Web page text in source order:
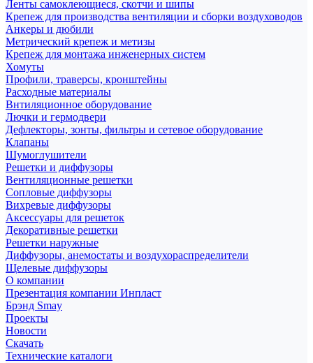
Ленты самоклеющиеся, скотчи и шипы
Крепеж для производства вентиляции и сборки воздуховодов
Анкеры и дюбили
Метрический крепеж и метизы
Крепеж для монтажа инженерных систем
Хомуты
Профили, траверсы, кронштейны
Расходные материалы
Внтиляционное оборудование
Лючки и гермодвери
Дефлекторы, зонты, фильтры и сетевое оборудование
Клапаны
Шумоглушители
Решетки и диффузоры
Вентиляционные решетки
Сопловые диффузоры
Вихревые диффузоры
Аксессуары для решеток
Декоративные решетки
Решетки наружные
Диффузоры, анемостаты и воздухораспределители
Щелевые диффузоры
О компании
Презентация компании Инпласт
Брэнд Smay
Проекты
Новости
Скачать
Технические каталоги